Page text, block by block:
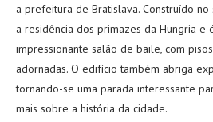
a prefeitura de Bratislava. Construído
a residência dos primazes da Hungria e
impressionante salão de baile, com
adornadas. O edifício também abriga
tornando-se uma parada interessante
mais sobre a história da cidade.